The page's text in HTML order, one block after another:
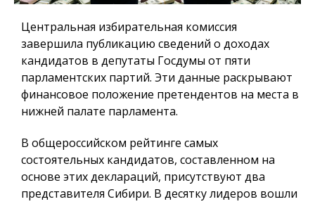
Центральная избирательная комиссия
завершила публикацию сведений о доходах
кандидатов в депутаты Госдумы от пяти
парламентских партий. Эти данные раскрывают
финансовое положение претендентов на места в
нижней палате парламента.
В общероссийском рейтинге самых
состоятельных кандидатов, составленном на
основе этих деклараций, присутствуют два
представителя Сибири. В десятку лидеров вошли